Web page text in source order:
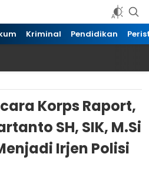
Kriminal Pendidikan
Korps Raport,
SH, SIK, M.Si
Irjen Polisi